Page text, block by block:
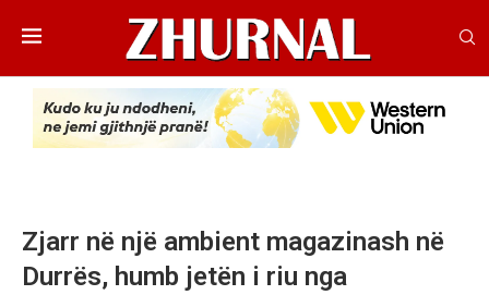
Zjarr në një ambient magazinash në
Durrës, humb jetën i riu nga